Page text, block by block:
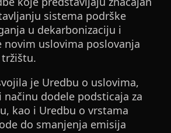
sistema podrške
u dekarbonizaciju i
novim uslovima poslovanja
je Uredbu o uslovima,
dodele podsticaja za
kao i Uredbu o vrstama
do smanjenja emisija